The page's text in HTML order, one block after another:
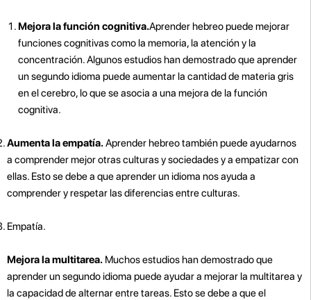
Mejora la función cognitiva.Aprender hebreo puede mejorar
funciones cognitivas como la memoria, la atención y la
concentración. Algunos estudios han demostrado que aprender
un segundo idioma puede aumentar la cantidad de materia gris
en el cerebro, lo que se asocia a una mejora de la función
cognitiva.
Aumenta la empatía.Aprender hebreo también puede ayudarnos
a comprender mejor otras culturas y sociedades y a empatizar con
ellas. Esto se debe a que aprender un idioma nos ayuda a
comprender y respetar las diferencias entre culturas.
Empatía.
Mejora la multitarea. Muchos estudios han demostrado que
aprender un segundo idioma puede ayudar a mejorar la multitarea y
la capacidad de alternar entre tareas. Esto se debe a que el